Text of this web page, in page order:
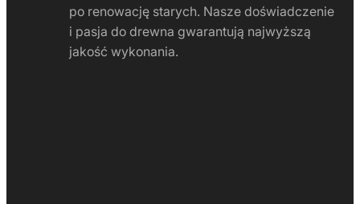
po renowację starych. Nasze doświadczenie
i pasja do drewna gwarantują najwyższą
jakość wykonania.